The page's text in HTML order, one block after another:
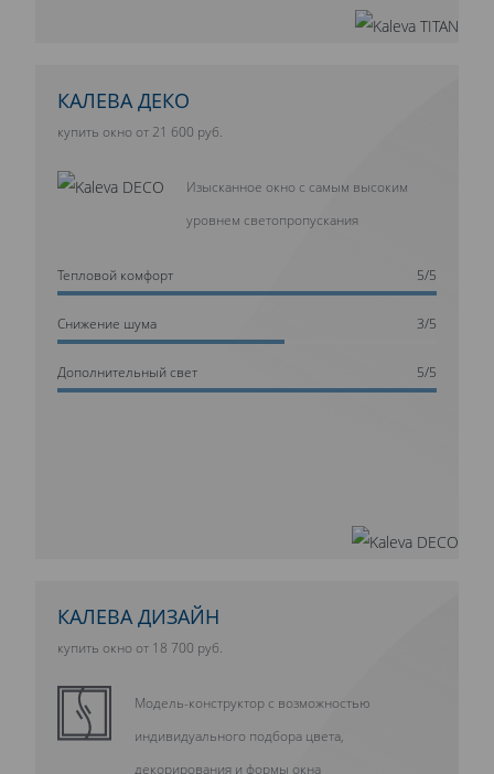
КАЛЕВА ДЕКО
купить окно от 21 600 руб.
Изысканное окно с самым высоким
уровнем светопропускания
Тепловой комфорт 5/5
Cнижение шума 3/5
Дополнительный свет 5/5
КАЛЕВА ДИЗАЙН
купить окно от 18 700 руб.
Модель-конструктор с возможностью
индивидуального подбора цвета,
декорирования и формы окна